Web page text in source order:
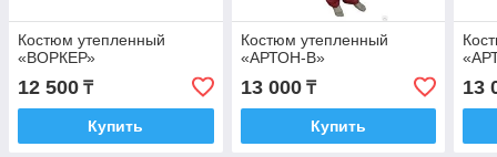
Костюм утепленный
«ВОРКЕР»
12 500 ₸
Купить
Костюм утепленный
«АРТОН-B»
13 000₸
Купить
13